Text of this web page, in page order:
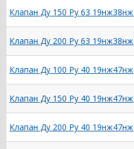
Клапан Ду 150 Ру 63 19нж38нж
Клапан Ду 200 Ру 63 19нж38нж
Клапан Ду 100 Ру 40 19нж47нж
Клапан Ду 150 Ру 40 19нж47нж
Клапан Ду 200 Ру 40 19нж47нж